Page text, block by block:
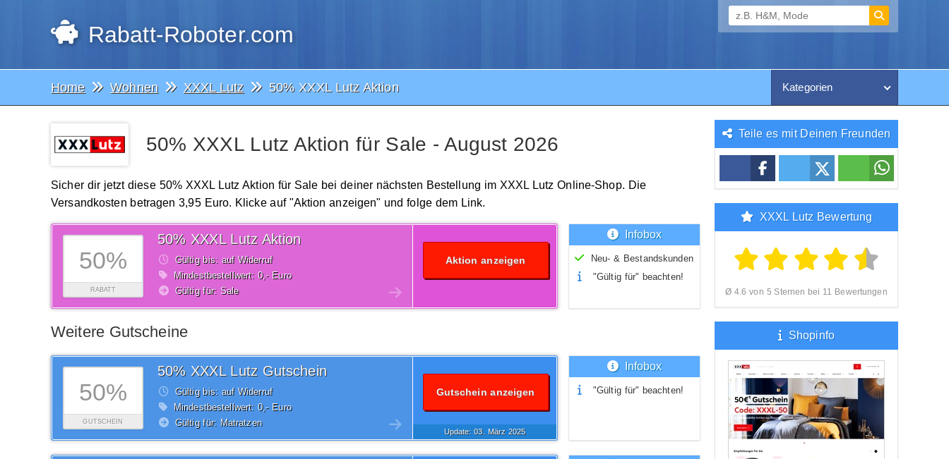
Rabatt-Roboter.com
Home Wohnen XXXL Lutz 50% XXXL Lutz Aktion Kategorien
50% XXXL Lutz Aktion für Sale - August 2026
Sicher dir jetzt diese 50% XXXL Lutz Aktion für Sale bei deiner nächsten Bestellung im XXXL Lutz Online-Shop. Die
Versandkosten betragen 3,95 Euro. Klicke auf "Aktion anzeigen" und folge dem Link.
50%
RABATT
50% XXXL Lutz Aktion
Gültig bis: auf Widerruf
Mindestbestellwert: 0,- Euro
Gültig für: Sale
Aktion anzeigen
Infobox
Neu- & Bestandskunden
"Gültig für" beachten!
Weitere Gutscheine
50%
GUTSCHEIN
50% XXXL Lutz Gutschein
Gültig bis: auf Widerruf
Mindestbestellwert: 0,- Euro
Gültig für: Matratzen
Gutschein anzeigen
Update: 03. März 2025
Infobox
"Gültig für" beachten!
Teile es mit Deinen Freunden
XXXL Lutz Bewertung
Ø 4.6 von 5 Sternen bei 11 Bewertungen
Shopinfo